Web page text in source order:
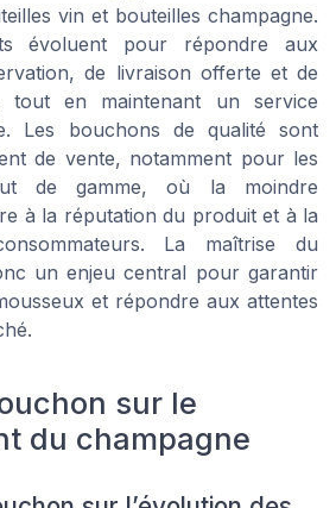
vin et bouteilles champagne.
évoluent pour répondre aux
de livraison offerte et de
tout en maintenant un service
Les bouchons de qualité sont
de vente, notamment pour les
de gamme, où la moindre
à la réputation du produit et à la
La maîtrise du
un enjeu central pour garantir
et répondre aux attentes
sur le
du champagne